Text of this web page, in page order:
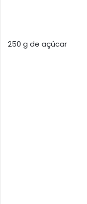
250 g de açúcar